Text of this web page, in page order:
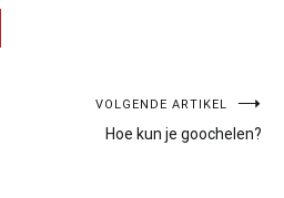
VOLGENDE ARTIKEL
Hoe kun je goochelen?